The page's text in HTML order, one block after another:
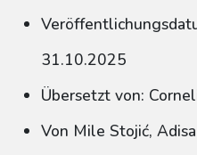
31.10.2025
Übersetzt von:
Von Mile Stojić,